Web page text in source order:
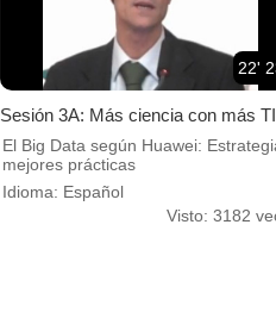
22'
Sesión 3A: Más ciencia con más
El Big Data según Huawei:
mejores prácticas
Idioma: Español
Visto: 3182